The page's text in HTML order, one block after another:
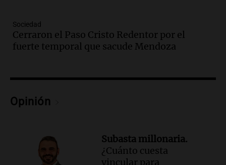
Santa Misa
Episodios
Audio.La Bulaya se prepara para el cierre
participación de miles de visitantes
Episodios
fenómeno del Niño
Panorama Federal
Episodios
Sociedad
Cerraron el Paso Cristo Redentor por el
fuerte temporal que sacude Mendoza
Opinión
Subasta millonaria.
¿Cuánto cuesta
vincular para